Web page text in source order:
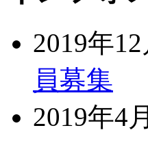
2019年12
員募集
2019年4